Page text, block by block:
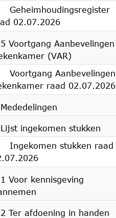
Geheimhoudingsregister
02.07.2026
Voortgang Aanbevelingen
(VAR)
Voortgang Aanbevelingen
raad 02.07.2026
ingekomen stukken
Ingekomen stukken raad
Voor kennisgeving
Ter afdoening in handen